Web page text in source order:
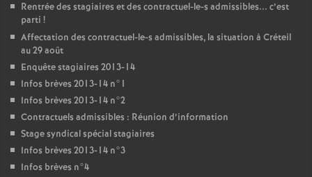
Rentrée des stagiaires et des contractuel-le-s admissibles... c’est
parti !
Affectation des contractuel-le-s admissibles, la situation à Créteil
au 29 août
Enquête stagiaires 2013-14
Infos brèves 2013-14 n°1
Infos brèves 2013-14 n°2
Contractuels admissibles : Réunion d’information
Stage syndical spécial stagiaires
Infos brèves 2013-14 n°3
Infos brèves n°4